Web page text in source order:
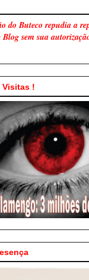
do Buteco repudia a
Blog sem sua
Visitas !